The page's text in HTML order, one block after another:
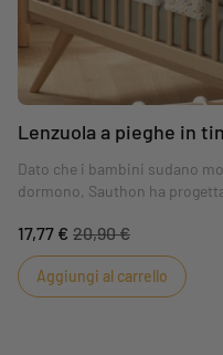
Lenzuola a pieghe in
Dato che i bambini sudano
dormono, Sauthon ha
traspirante, il lenzuolo
al bambino un buon riposo
splendidamente il suo
materassi di 60x120 cm e
17,77 € 20,90 €
Aggiungi al carrello